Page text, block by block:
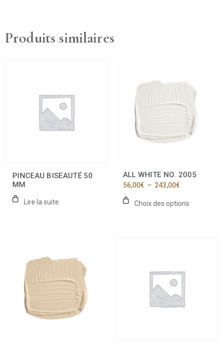
Produits similaires
PINCEAU BISEAUTÉ 50
MM
Lire la suite
ALL WHITE NO. 2005
56,00€ – 243,00€Plage
prix :
56,00€
Choix des options
variations.
options
peuvent
page
produit
plusieurs
variations.
options
peuvent